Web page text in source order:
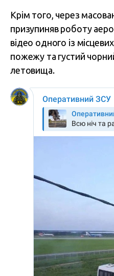
Крім того, через
призупиняв роботу
відео одного із
пожежу та густий
летовища.